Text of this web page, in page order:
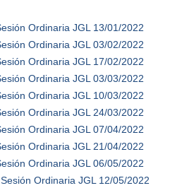
Ordinaria JGL 13/01/2022
Ordinaria JGL 03/02/2022
Ordinaria JGL 17/02/2022
Ordinaria JGL 03/03/2022
Ordinaria JGL 10/03/2022
Ordinaria JGL 24/03/2022
Ordinaria JGL 07/04/2022
Ordinaria JGL 21/04/2022
Ordinaria JGL 06/05/2022
Ordinaria JGL 12/05/2022